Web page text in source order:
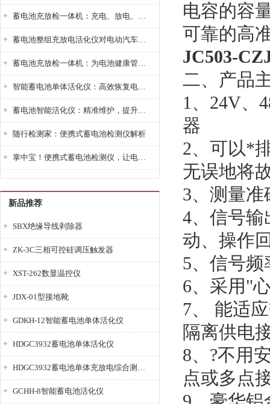
蓄电池充放检一体机：充电、放电、检测三功能集成设备
蓄电池整组充放电活化仪对电动汽车电池有帮助吗？
蓄电池充放检一体机：为电池健康管理提供一站式解决方案
智能蓄电池单体活化仪：高效恢复电池性能，延长蓄电池使用寿命
蓄电池智能活化仪：精准维护，提升电池健康状态
随行检测家：便携式蓄电池检测仪解析
掌中宝！便携式蓄电池检测仪，让电池检测变得简单又快捷！
新品推荐
SBX绝缘导线剥除器
ZK-3C三相可控硅调压触发器
XST-262数显温控仪
JDX-01型接地靴
GDKH-12智能蓄电池单体活化仪
HDGC3932蓄电池单体活化仪
HDGC3932蓄电池单体充放电综合测试仪
GCHH-8智能蓄电池活化仪
电容的容
可靠的高
JC503-
二、产品
1、24V、
器
2、可以*
无误地将
3、测量
4、信号输
动、操作
5、信号
6、采用"
7、 能适
隔离供电
8、?不用
点或多点